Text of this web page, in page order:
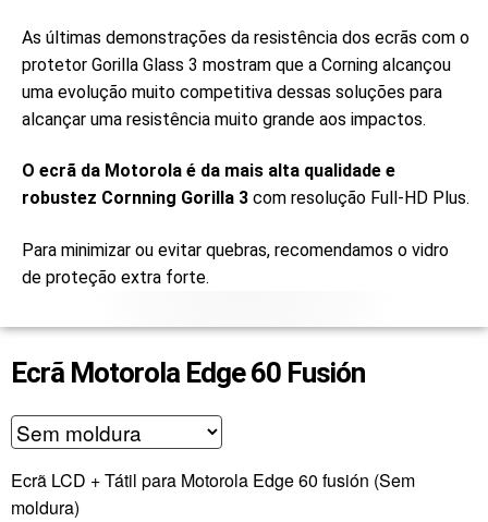
As últimas demonstrações da resistência dos ecrãs com o
protetor Gorilla Glass 3 mostram que a Corning alcançou
uma evolução muito competitiva dessas soluções para
alcançar uma resistência muito grande aos impactos.
O ecrã da Motorola é da mais alta qualidade e
robustez Cornning Gorilla 3 com resolução Full-HD Plus.
Para minimizar ou evitar quebras, recomendamos o vidro
de proteção extra forte.
Ecrã Motorola Edge 60 Fusión
Ecrã LCD + Tátil para Motorola Edge 60 fusión (Sem
moldura)